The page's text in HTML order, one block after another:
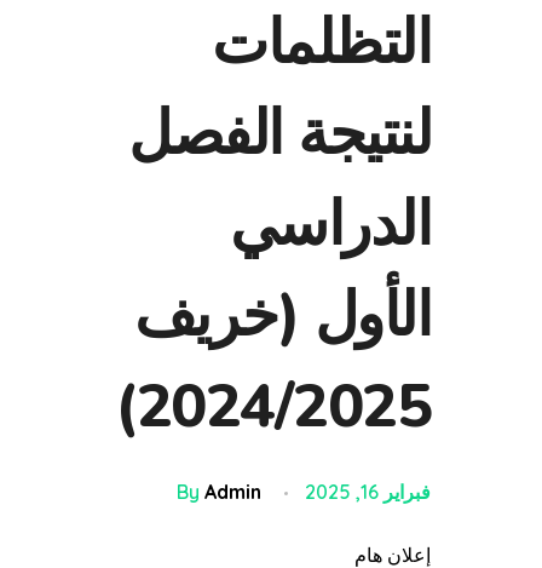
التظلمات
لنتيجة الفصل
الدراسي
الأول (خريف
2024/2025)
فبراير 16, 2025 By Admin
إعلان هام